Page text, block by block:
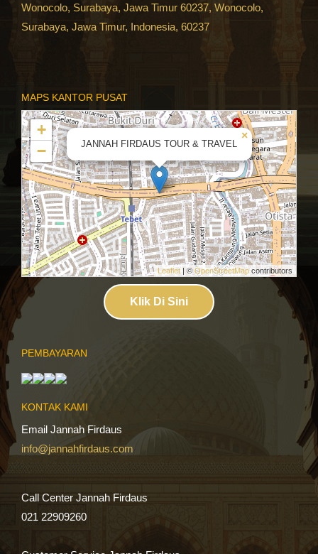
Wonocolo, Surabaya, Jawa Timur 60237, Wonocolo,
Surabaya, Jawa Timur, Indonesia, 60237
MAPS KANTOR PUSAT
JANNAH FIRDAUS TOUR & TRAVEL
×
+
−
Leaflet | ©OpenStreetMap contributors
Klik Di Sini
PEMBAYARAN
KONTAK KAMI
Email Jannah Firdaus
info@jannahfirdaus.com
Call Center Jannah Firdaus
021 22909260